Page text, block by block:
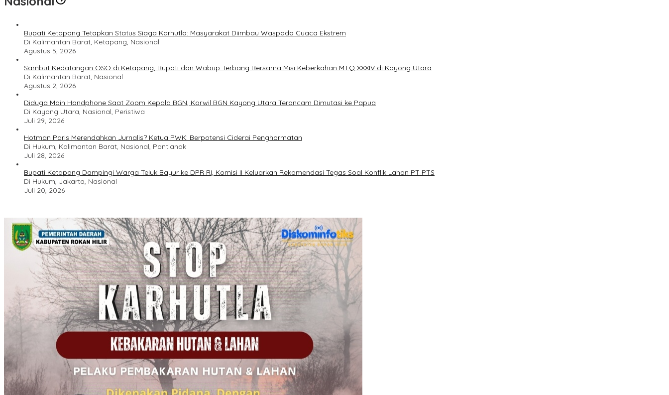
Bupati Ketapang Tetapkan Status Siaga Karhutla: Masyarakat Diimbau Waspada Cuaca Ekstrem
Di Kalimantan Barat, Ketapang, Nasional
Agustus 5, 2026
Sambut Kedatangan OSO di Ketapang, Bupati dan Wabup Terbang Bersama Misi Keberkahan MTQ XXXIV di Kayong Utara
Di Kalimantan Barat, Nasional
Agustus 2, 2026
Diduga Main Handphone Saat Zoom Kepala BGN, Korwil BGN Kayong Utara Terancam Dimutasi ke Papua
Di Kayong Utara, Nasional, Peristiwa
Juli 29, 2026
Hotman Paris Merendahkan Jurnalis? Ketua PWK: Berpotensi Ciderai Penghormatan
Di Hukum, Kalimantan Barat, Nasional, Pontianak
Juli 28, 2026
Bupati Ketapang Dampingi Warga Teluk Bayur ke DPR RI, Komisi II Keluarkan Rekomendasi Tegas Soal Konflik Lahan PT PTS
Di Hukum, Jakarta, Nasional
Juli 20, 2026